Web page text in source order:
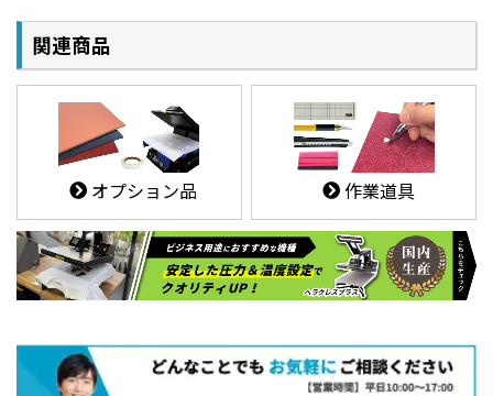
関連商品
オプション品 作業道具